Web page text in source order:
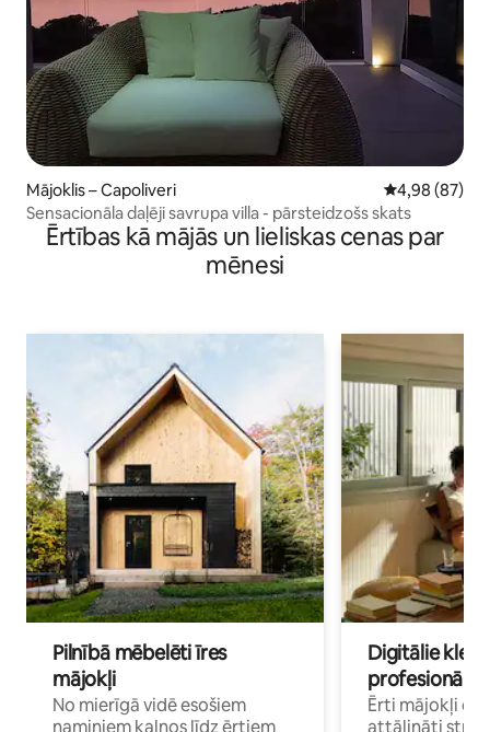
Mājoklis – Capoliveri Vidējais
4,98 (87)
Sensacionāla daļēji savrupa villa - pārsteidzošs skats
Ērtības kā mājās un lieliskas cenas par
mēnesi
Pilnībā mēbelēti īres
mājokļi
No mierīgā vidē esošiem
namiņiem kalnos līdz ērtiem
Digitālie
profesionāļi
Ērti mājokļi
attālināti